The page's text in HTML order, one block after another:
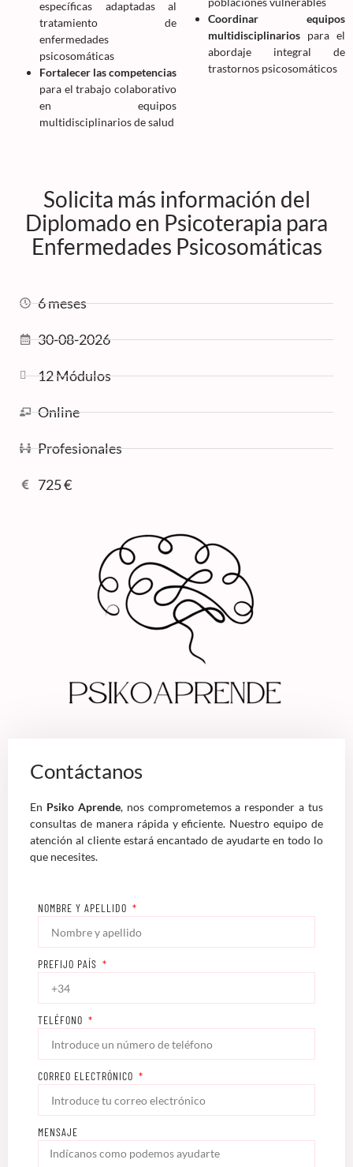
específicas adaptadas al
tratamiento de
enfermedades
psicosomáticas
Fortalecer las competencias
para el trabajo colaborativo
en equipos
multidisciplinarios de salud
Coordinar equipos
multidisciplinarios para el
abordaje integral de
trastornos psicosomáticos
Solicita más información del
Diplomado en Psicoterapia para
Enfermedades Psicosomáticas
6 meses
30-08-2026
12 Módulos
Online
Profesionales
725 €
Contáctanos
En Psiko Aprende, nos comprometemos a responder a tus
consultas de manera rápida y eficiente. Nuestro equipo de
atención al cliente estará encantado de ayudarte en todo lo
que necesites.
NOMBRE Y APELLIDO
PREFIJO PAÍS
TELÉFONO
CORREO ELECTRÓNICO
MENSAJE